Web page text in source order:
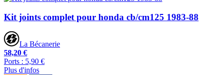
Kit joints complet pour honda cb/cm125 1983-88
La Bécanerie
58,20 €
Ports : 5,90 €
Plus d'infos